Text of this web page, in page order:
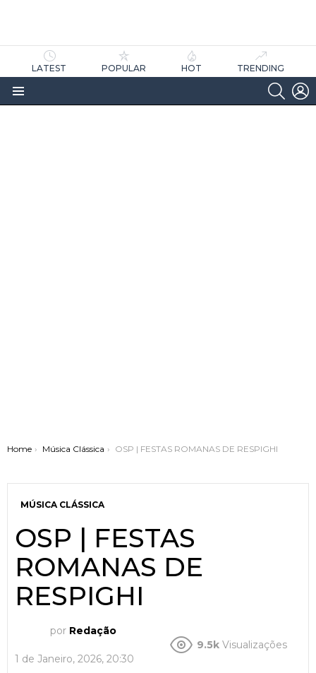
LATEST POPULAR HOT TRENDING
Menu
You are here:
Home Música Clássica OSP | FESTAS ROMANAS DE RESPIGHI
MÚSICA CLÁSSICA
OSP | FESTAS
ROMANAS DE
RESPIGHI
por Redação
1 de Janeiro, 2026, 20:30
9.5k Visualizações